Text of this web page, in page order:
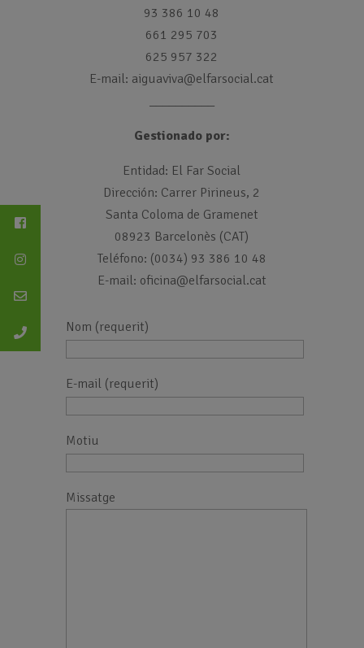
93 386 10 48
661 295 703
625 957 322
E-mail: aiguaviva@elfarsocial.cat
Gestionado por:
Entidad: El Far Social
Dirección: Carrer Pirineus, 2
Santa Coloma de Gramenet
08923 Barcelonès (CAT)
Teléfono: (0034) 93 386 10 48
E-mail: oficina@elfarsocial.cat
Nom (requerit)
E-mail (requerit)
Motiu
Missatge